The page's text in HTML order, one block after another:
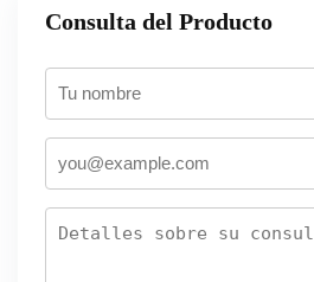
Consulta del Producto